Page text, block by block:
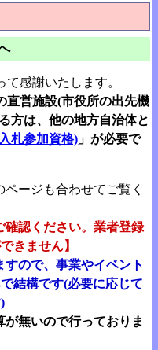
感謝いたします。
直営施設(市役所の出先機
方は、他の地方自治体と
札参加資格) 」が必要で
ページも合わせてご覧く
確認ください。業者登録
きません】
ので、事業やイベント
結構です(必要に応じて
無いので行っておりま